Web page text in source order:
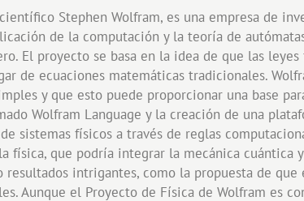
Stephen Wolfram, es una empresa de
de la computación y la teoría de
El proyecto se basa en la idea de que las
de ecuaciones matemáticas tradicionales.
y que esto puede proporcionar una base
Wolfram Language y la creación de una
sistemas físicos a través de reglas
física, que podría integrar la mecánica cuántica
intrigantes, como la propuesta de
Aunque el Proyecto de Física de Wolfram es